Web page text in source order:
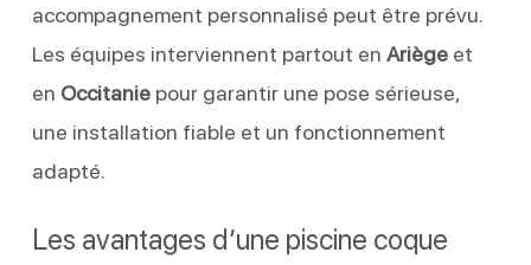
accompagnement personnalisé peut être prévu.
Les équipes interviennent partout en Ariègeet
en Occitaniepour garantir une pose sérieuse,
une installation fiable et un fonctionnement
adapté.
Les avantages d’une piscine coque